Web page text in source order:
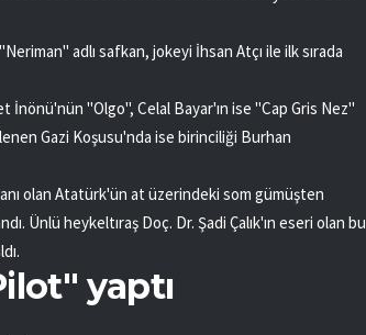
adlı safkan, jokeyi İhsan Atçı ile ilk sırada
İnönü'nün "Olgo", Celal Bayar'ın ise "Cap Gris Nez"
Gazi Koşusu'nda ise birinciliği Burhan
olan Atatürk'ün at üzerindeki som gümüşten
Ünlü heykeltıraş Doç. Dr. Şadi Çalık'ın eseri olan bu
yaptı